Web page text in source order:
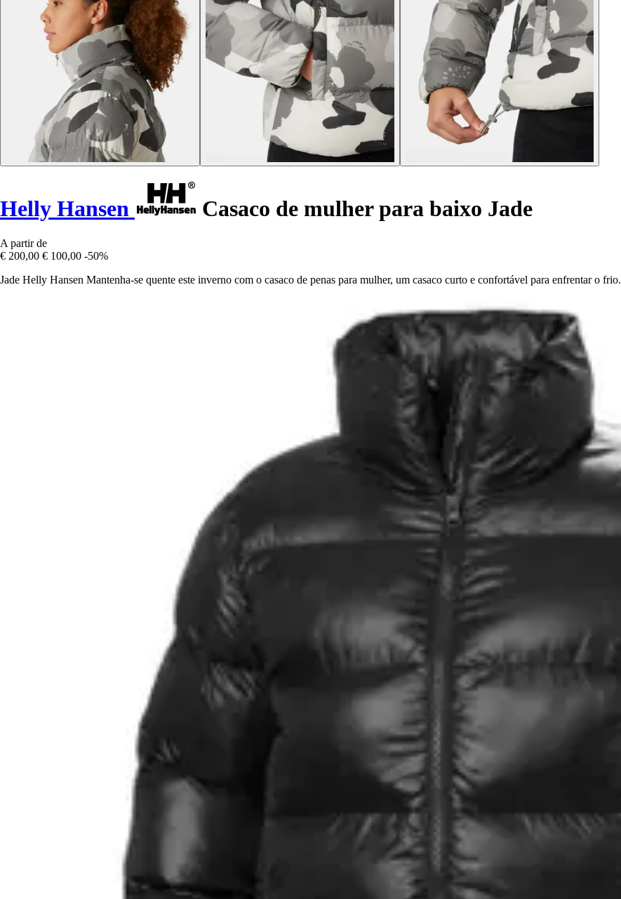
Helly Hansen Casaco de mulher para baixo Jade
A partir de
€ 200,00 € 100,00 -50%
Jade Helly Hansen Mantenha-se quente este inverno com o casaco de penas para mulher, um casaco curto e confortável para enfrentar o frio.